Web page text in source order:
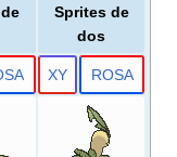
Sprites de
dos
SA XY ROSA